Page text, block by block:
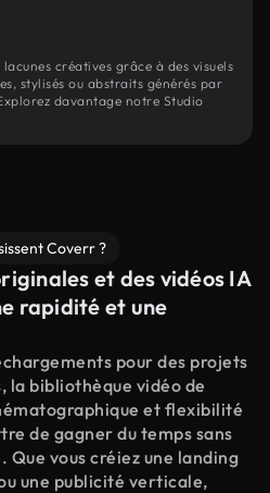
créatives grâce à des visuels
stylisés ou abstraits générés par
davantage notre Studio
Coverr ?
et des vidéos IA
rapidité et une
pour des projets
la bibliothèque vidéo de
et flexibilité
de gagner du temps sans
vous créiez une landing
une publicité verticale,